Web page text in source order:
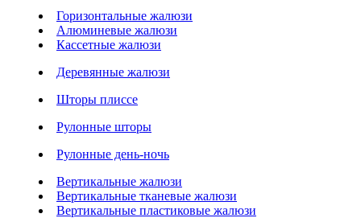
Горизонтальные жалюзи
Алюминевые жалюзи
Кассетные жалюзи
Деревянные жалюзи
Шторы плиссе
Рулонные шторы
Рулонные день-ночь
Вертикальные жалюзи
Вертикальные тканевые жалюзи
Вертикальные пластиковые жалюзи